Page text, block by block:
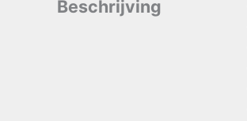
Beschrijving